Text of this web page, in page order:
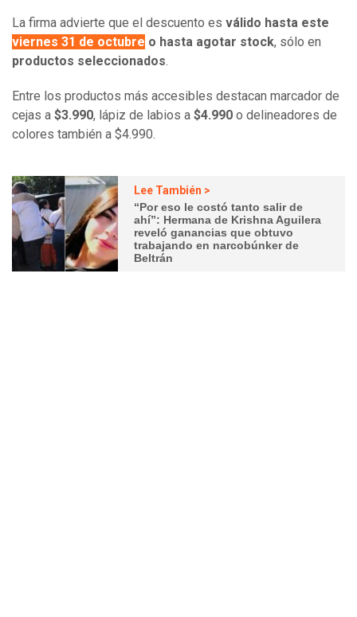
La firma advierte que el descuento es válido hasta este
viernes 31 de octubre o hasta agotar stock, sólo en
productos seleccionados.
Entre los productos más accesibles destacan marcador de
cejas a $3.990, lápiz de labios a $4.990 o delineadores de
colores también a $4.990.
Lee También >
“Por eso le costó tanto salir de
ahí”: Hermana de Krishna Aguilera
reveló ganancias que obtuvo
trabajando en narcobúnker de
Beltrán